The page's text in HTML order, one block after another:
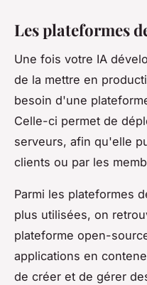
Les plateformes
Une fois votre IA
de la mettre en
besoin d'une
Celle-ci permet de
serveurs, afin qu'elle
clients ou par les
Parmi les plateformes
plus utilisées, on
plateforme open-
applications en
de créer et de gérer